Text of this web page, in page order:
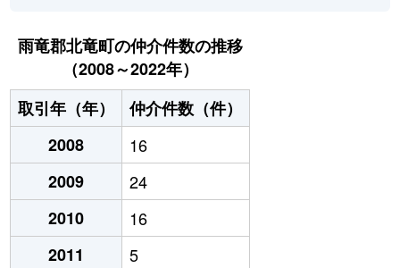
雨竜郡北竜町の仲介件数の推移
（2008～2022年）
取引年（年）
仲介件数（件）
2008
16
2009
24
2010
16
2011
5